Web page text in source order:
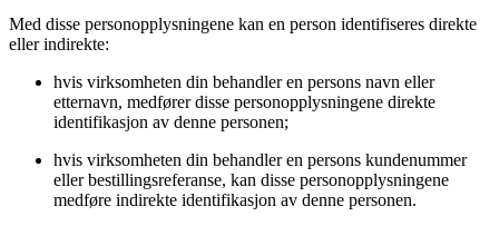
Med disse personopplysningene kan en person identifiseres direkte
eller indirekte:
hvis virksomheten din behandler en persons navn eller
etternavn, medfører disse personopplysningene direkte
identifikasjon av denne personen;
hvis virksomheten din behandler en persons kundenummer
eller bestillingsreferanse, kan disse personopplysningene
medføre indirekte identifikasjon av denne personen.